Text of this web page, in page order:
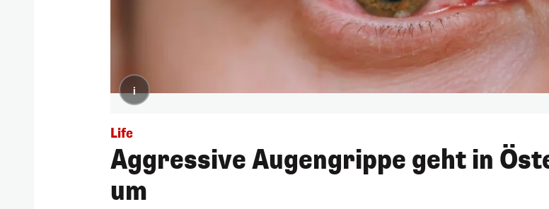
i
Life
Aggressive Augengrippe geht in
um